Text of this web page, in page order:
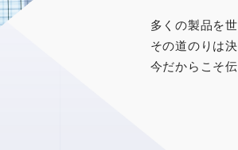
プラスチック
諦めずに向き
プラスチック
環境に優しい
多くの製品を
その道のりは
今だからこそ
プラスチック
諦めずに向き
プラスチック
環境に優しい
多くの製品を
その道のりは
今だからこそ
プラスチック
諦めずに向き